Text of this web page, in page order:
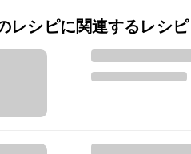
レシピに関連するレシピ